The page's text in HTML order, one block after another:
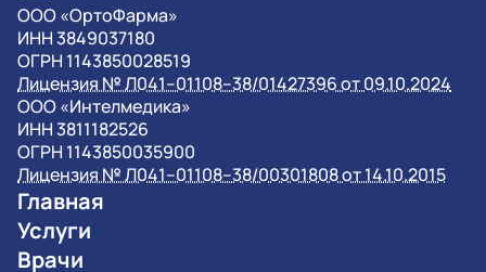
OOO «ОртоФарма»
ИНН 3849037180
ОГРН 1143850028519
Лицензия № Л041–01108–38/01427396 от 09.10.2024
OOO «Интелмедика»
ИНН 3811182526
ОГРН 1143850035900
Лицензия № Л041–01108–38/00301808 от 14.10.2015
Главная
Услуги
Врачи